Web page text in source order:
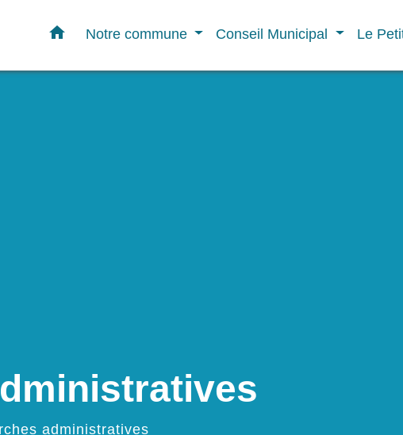
home Notre commune Conseil Municipal Le
administratives